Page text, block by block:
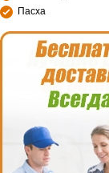
Пасха